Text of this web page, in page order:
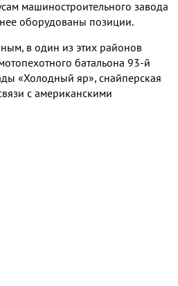
машиностроительного завода
оборудованы позиции.
в один из этих районов
батальона 93-й
«Холодный яр», снайперская
с американскими